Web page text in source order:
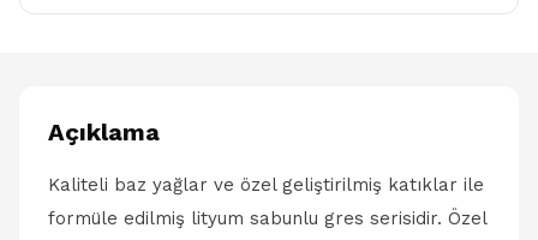
Açıklama
Kaliteli baz yağlar ve özel geliştirilmiş katıklar ile
formüle edilmiş lityum sabunlu gres serisidir. Özel